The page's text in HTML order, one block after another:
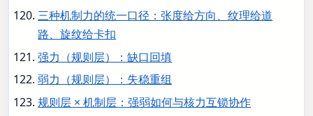
三种机制力的统一口径：张度给方向、纹理给道
路、旋纹给卡扣
强力（规则层）：缺口回填
弱力（规则层）：失稳重组
规则层 × 机制层：强弱如何与核力互锁协作